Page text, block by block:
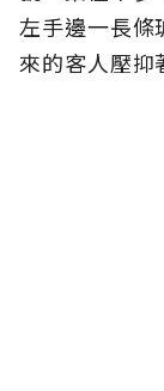
左手邊一長條
來的客人壓抑